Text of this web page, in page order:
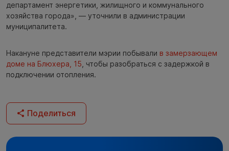
департамент энергетики, жилищного и коммунального
хозяйства города», — уточнили в администрации
муниципалитета.
Накануне представители мэрии побывали в замерзающем
доме на Блюхера, 15, чтобы разобраться с задержкой в
подключении отопления.
Поделиться